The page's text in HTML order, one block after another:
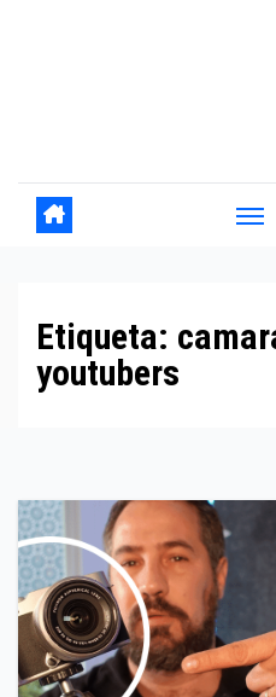
Etiqueta:
youtubers